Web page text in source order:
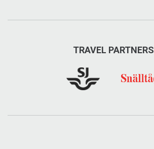
TRAVEL PARTNERS